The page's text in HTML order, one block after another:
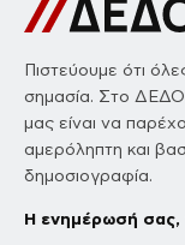
Πιστεύουμε ότι
σημασία. Στο
μας είναι να
αμερόληπτη και
δημοσιογραφία.
Η ενημέρωσή σας,